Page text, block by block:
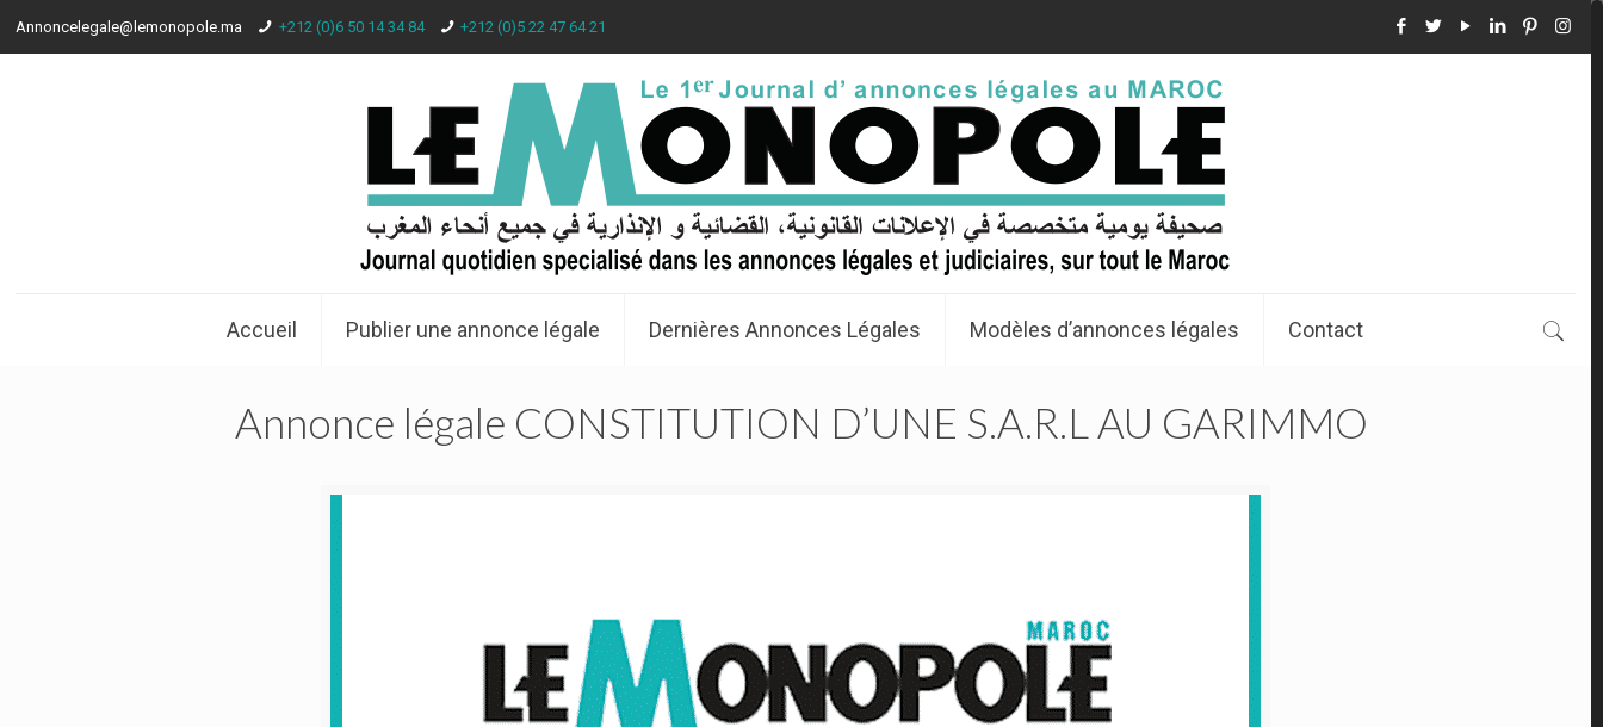
Annoncelegale@lemonopole.ma +212 (0)6 50 14 34 84 +212 (0)5 22 47 64 21
Accueil Publier une annonce légale Dernières Annonces Légales Modèles d’annonces légales Contact
Annonce légale CONSTITUTION D’UNE S.A.R.L AU GARIMMO